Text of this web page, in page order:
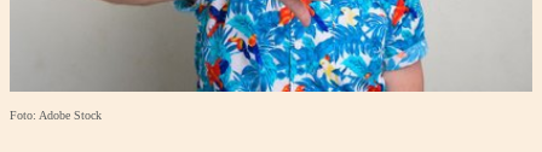
Foto: Adobe Stock